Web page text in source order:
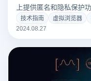
上提供匿名和隐私保护
模拟真实浏览器的运行
览空间。与传统浏览器
的浏览器，互不干扰。
管理、网络安全保护、
技术指南 虚拟浏览器
2024.08.27